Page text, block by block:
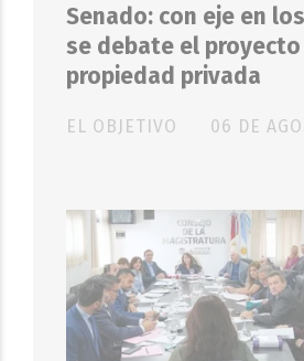
Senado: con eje en
se debate el
propiedad privada
EL OBJETIVO 06 DE